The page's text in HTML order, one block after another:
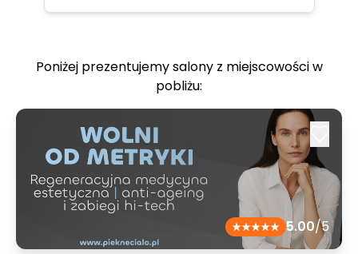
Poniżej prezentujemy salony z miejscowości w
pobliżu:
5.00/5